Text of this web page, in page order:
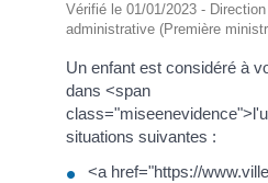
Vérifié le 01/01/2023 -
administrative (Première
Un enfant est considéré à
dans <span
situations suivantes :
<a href="https://